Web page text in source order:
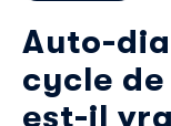
Auto-
cycle
est-il